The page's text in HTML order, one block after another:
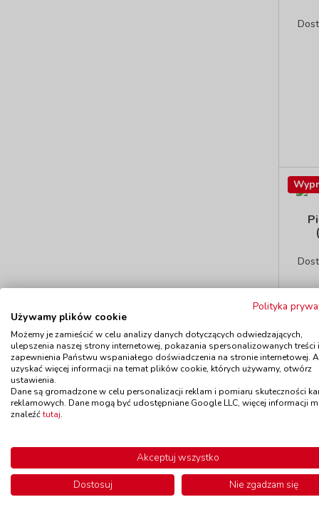
Polityka
Używamy plików cookie
Możemy je zamieścić w celu analizy danych dotyczących odwiedzających,
ulepszenia naszej strony internetowej, pokazania spersonalizowanych treści i
zapewnienia Państwu wspaniałego doświadczenia na stronie internetowej.
uzyskać więcej informacji na temat plików cookie, których używamy, otwórz
ustawienia.
Dane są gromadzone w celu personalizacji reklam i pomiaru skuteczności
reklamowych. Dane mogą być udostępniane Google LLC, więcej informacji
znaleźćtutaj.
Akceptuj wszystko
Dostosuj
Nie zgadzam się